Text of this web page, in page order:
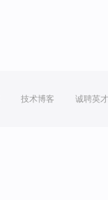
技术博客 诚聘英才